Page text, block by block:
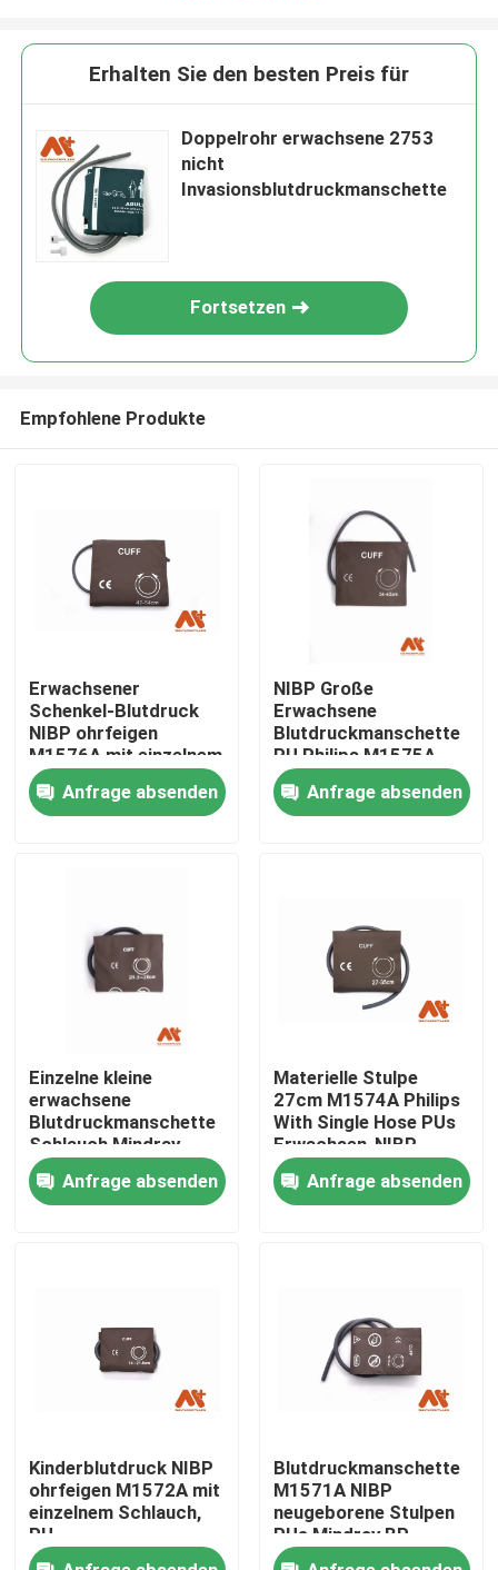
Startseite
Produkte
Über uns
Fabrik Tour
Qualitätskontrolle
Nachrichten
Geduldiges Kabel ECG
Patientenmonitorkabel
wiederverwendbarer spo2-sensor
Erhalten Sie den besten Preis für
Doppelrohr erwachsene 2753
nicht
Invasionsblutdruckmanschette
Fortsetzen
Empfohlene Produkte
Erwachsener
Schenkel-Blutdruck
NIBP ohrfeigen
M1576A mit einzelnem
Schlauch, PU
Anfrage absenden
NIBP Große
Erwachsene
Blutdruckmanschette
PU Philips M1575A
Einzelschlauch
Anfrage absenden
Einzelne kleine
erwachsene
Blutdruckmanschette
Schlauch Mindray
NIBP Stulpen-M1573A
Anfrage absenden
Materielle Stulpe
27cm M1574A Philips
With Single Hose PUs
Erwachsen-NIBP
Anfrage absenden
Kinderblutdruck NIBP
ohrfeigen M1572A mit
einzelnem Schlauch,
PU
Blutdruckmanschette
M1571A NIBP
neugeborene Stulpen
PUs Mindray BP